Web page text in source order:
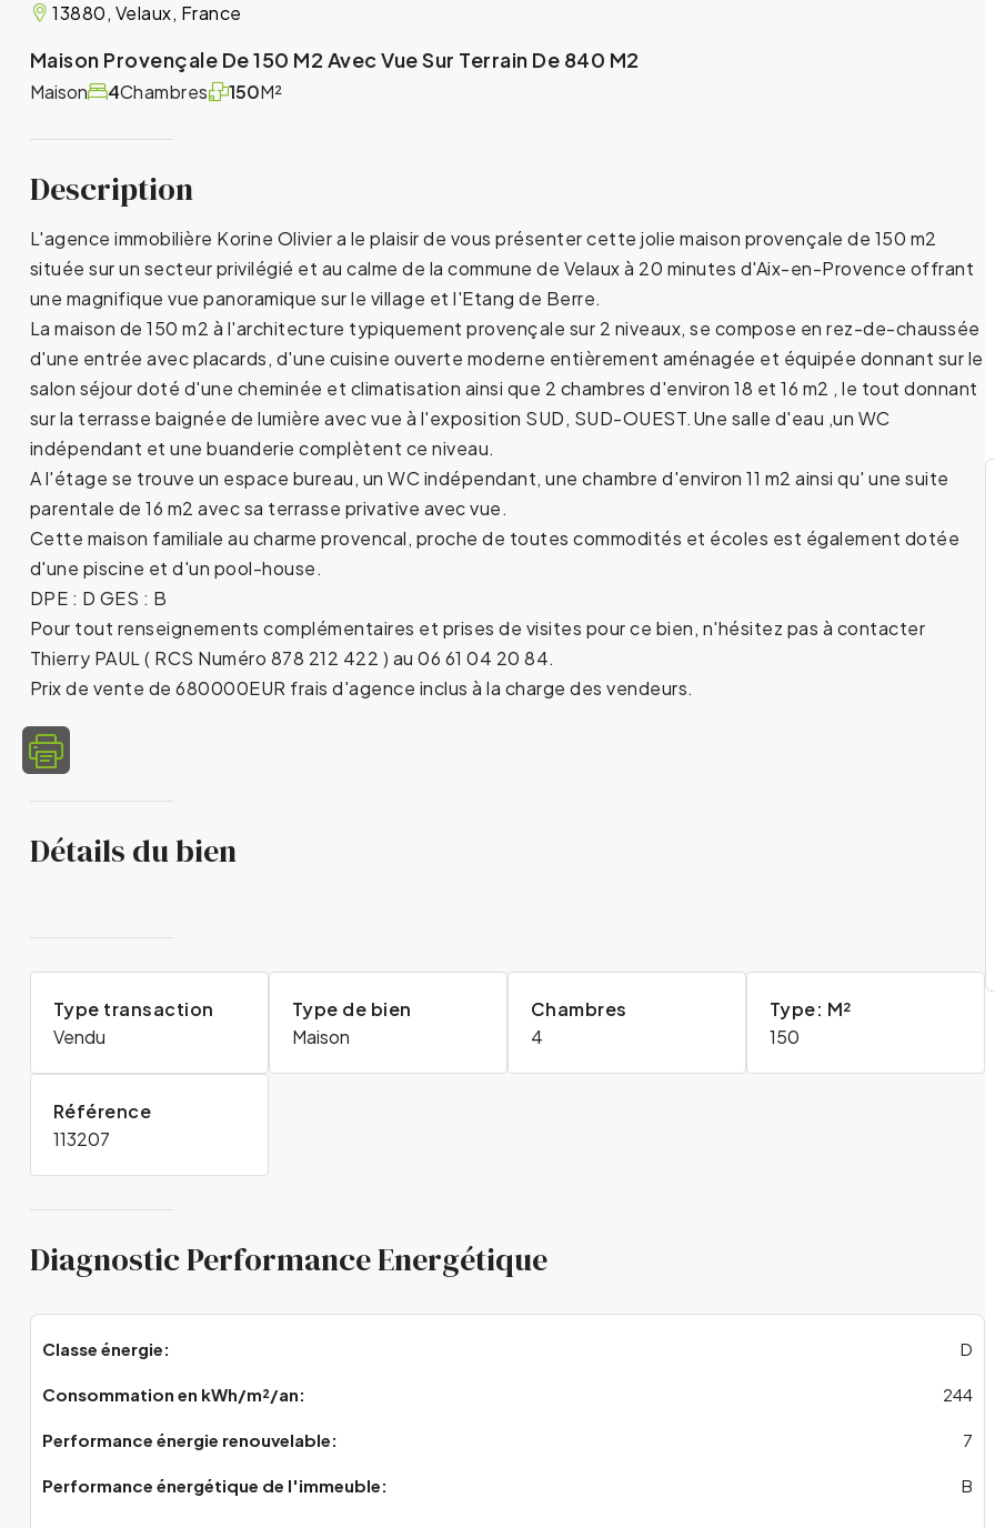
13880, Velaux, France
Maison Provençale De 150 M2 Avec Vue Sur Terrain De 840 M2
Maison Chambres
4 M²
150
Description
L'agence immobilière Korine Olivier a le plaisir de vous présenter cette jolie maison provençale de 150 m2
située sur un secteur privilégié et au calme de la commune de Velaux à 20 minutes d'Aix-en-Provence offrant
une magnifique vue panoramique sur le village et l'Etang de Berre.
La maison de 150 m2 à l'architecture typiquement provençale sur 2 niveaux, se compose en rez-de-chaussée
d'une entrée avec placards, d'une cuisine ouverte moderne entièrement aménagée et équipée donnant sur le
salon séjour doté d'une cheminée et climatisation ainsi que 2 chambres d'environ 18 et 16 m2 , le tout donnant
sur la terrasse baignée de lumière avec vue à l'exposition SUD, SUD-OUEST.Une salle d'eau ,un WC
indépendant et une buanderie complètent ce niveau.
A l'étage se trouve un espace bureau, un WC indépendant, une chambre d'environ 11 m2 ainsi qu' une suite
parentale de 16 m2 avec sa terrasse privative avec vue.
Cette maison familiale au charme provencal, proche de toutes commodités et écoles est également dotée
d'une piscine et d'un pool-house.
DPE : D GES : B
Pour tout renseignements complémentaires et prises de visites pour ce bien, n'hésitez pas à contacter
Thierry PAUL ( RCS Numéro 878 212 422 ) au 06 61 04 20 84.
Prix de vente de 680000EUR frais d'agence inclus à la charge des vendeurs.
Détails du bien
Type transaction
Vendu
Type de bien
Maison
Chambres
4
Type: M²
150
Référence
113207
Diagnostic Performance Energétique
Classe énergie: D
Consommation en kWh/m²/an: 244
Performance énergie renouvelable: 7
Performance énergétique de l'immeuble: B